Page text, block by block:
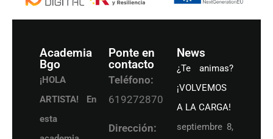
Academia
Bgo
¡HOLA
ARTISTA! En
esta
Ponte en
contacto
Teléfono:
619272870
Dirección:
News
¿Te animas?
¡VOLVEMOS
A LA CARGA!
septiembre 8,